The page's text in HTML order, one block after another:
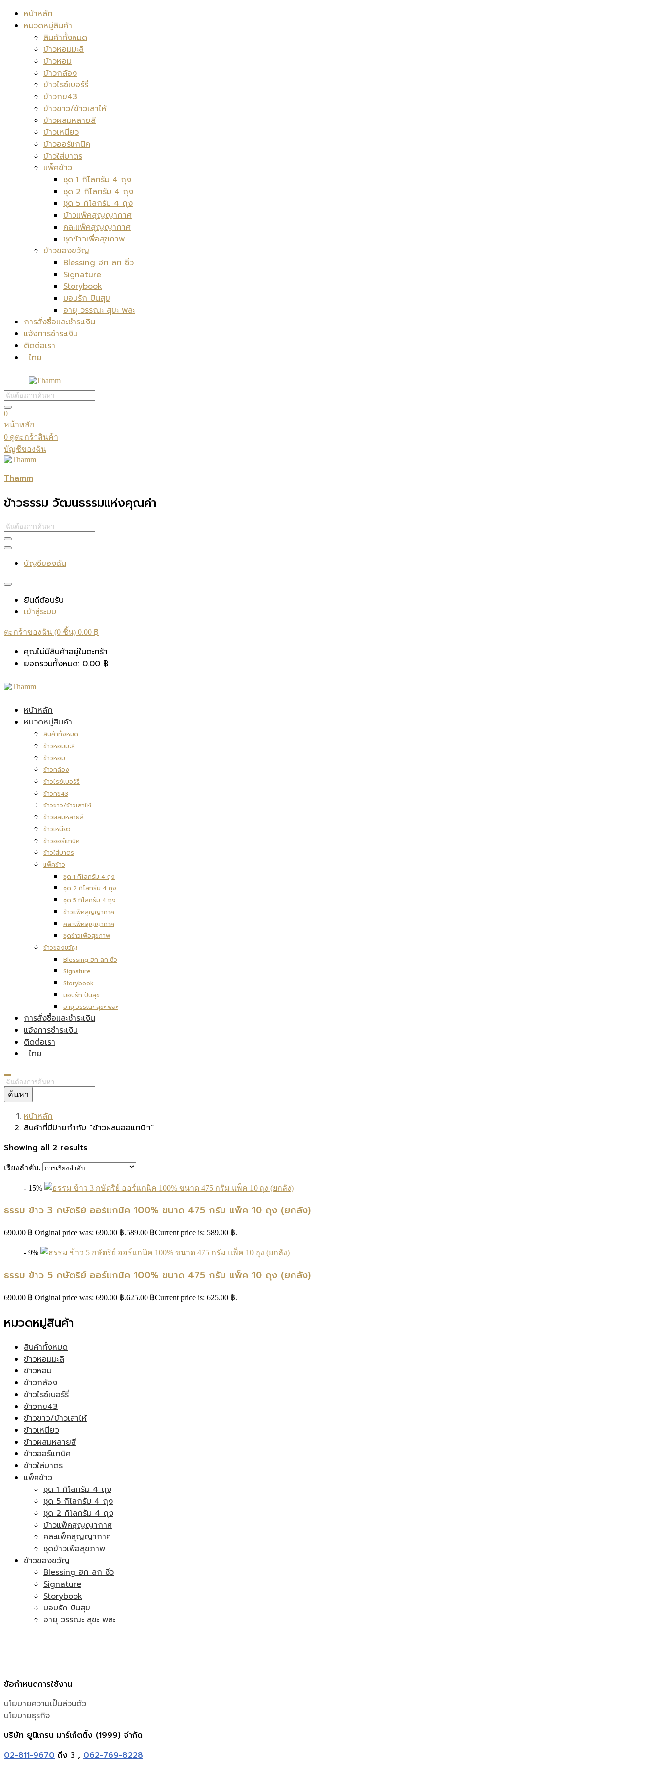
หน้าหลัก
หมวดหมู่สินค้า
สินค้าทั้งหมด
ข้าวหอมมะลิ
ข้าวหอม
ข้าวกล้อง
ข้าวไรซ์เบอร์รี่
ข้าวกข43
ข้าวขาว/ข้าวเสาไห้
ข้าวผสมหลายสี
ข้าวเหนียว
ข้าวออร์แกนิค
ข้าวใส่บาตร
แพ็คข้าว
ชุด 1 กิโลกรัม 4 ถุง
ชุด 2 กิโลกรัม 4 ถุง
ชุด 5 กิโลกรัม 4 ถุง
ข้าวแพ็คสุญญากาศ
คละแพ็คสุญญากาศ
ชุดข้าวเพื่อสุขภาพ
ข้าวของขวัญ
Blessing ฮก ลก ซิ่ว
Signature
Storybook
มอบรัก ปันสุข
อายุ วรรณะ สุขะ พละ
การสั่งซื้อและชำระเงิน
แจ้งการชำระเงิน
ติดต่อเรา
ไทย
0
หน้าหลัก
0 ดูตะกร้าสินค้า
บัญชีของฉัน
Thamm
ข้าวธรรม วัฒนธรรมแห่งคุณค่า
บัญชีของฉัน
ยินดีต้อนรับ
เข้าสู่ระบบ
ตะกร้าของฉัน (0 ชิ้น) 0.00 ฿
คุณไม่มีสินค้าอยู่ในตะกร้า
ยอดรวมทั้งหมด: 0.00 ฿
หน้าหลัก
หมวดหมู่สินค้า
สินค้าทั้งหมด
ข้าวหอมมะลิ
ข้าวหอม
ข้าวกล้อง
ข้าวไรซ์เบอร์รี่
ข้าวกข43
ข้าวขาว/ข้าวเสาไห้
ข้าวผสมหลายสี
ข้าวเหนียว
ข้าวออร์แกนิค
ข้าวใส่บาตร
แพ็คข้าว
ชุด 1 กิโลกรัม 4 ถุง
ชุด 2 กิโลกรัม 4 ถุง
ชุด 5 กิโลกรัม 4 ถุง
ข้าวแพ็คสุญญากาศ
คละแพ็คสุญญากาศ
ชุดข้าวเพื่อสุขภาพ
ข้าวของขวัญ
Blessing ฮก ลก ซิ่ว
Signature
Storybook
มอบรัก ปันสุข
อายุ วรรณะ สุขะ พละ
การสั่งซื้อและชำระเงิน
แจ้งการชำระเงิน
ติดต่อเรา
ไทย
ค้นหา
หน้าหลัก
สินค้าที่มีป้ายกำกับ “ข้าวผสมออแกนิก”
Showing all 2 results
เรียงลำดับ:
- 15%
ธรรม ข้าว 3 กษัตริย์ ออร์แกนิค 100% ขนาด 475 กรัม แพ็ค 10 ถุง (ยกลัง)
690.00฿ Original price was: 690.00 ฿.589.00 ฿Current price is: 589.00 ฿.
- 9%
ธรรม ข้าว 5 กษัตริย์ ออร์แกนิค 100% ขนาด 475 กรัม แพ็ค 10 ถุง (ยกลัง)
690.00฿ Original price was: 690.00 ฿.625.00 ฿Current price is: 625.00 ฿.
หมวดหมู่สินค้า
สินค้าทั้งหมด
ข้าวหอมมะลิ
ข้าวหอม
ข้าวกล้อง
ข้าวไรซ์เบอร์รี่
ข้าวกข43
ข้าวขาว/ข้าวเสาไห้
ข้าวเหนียว
ข้าวผสมหลายสี
ข้าวออร์แกนิค
ข้าวใส่บาตร
แพ็คข้าว
ชุด 1 กิโลกรัม 4 ถุง
ชุด 5 กิโลกรัม 4 ถุง
ชุด 2 กิโลกรัม 4 ถุง
ข้าวแพ็คสุญญากาศ
คละแพ็คสุญญากาศ
ชุดข้าวเพื่อสุขภาพ
ข้าวของขวัญ
Blessing ฮก ลก ซิ่ว
Signature
Storybook
มอบรัก ปันสุข
อายุ วรรณะ สุขะ พละ
ข้อกำหนดการใช้งาน
นโยบายความเป็นส่วนตัว
นโยบายธุรกิจ
บริษัท ยูนิเกรน มาร์เก็ตติ้ง (1999) จำกัด
02-811-9670 ถึง 3 , 062-769-8228